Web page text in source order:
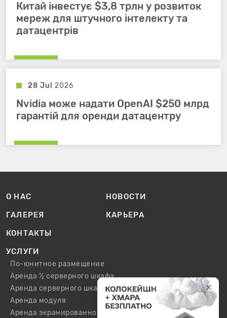
Китай інвестує $3,8 трлн у розвиток
мереж для штучного інтелекту та
датацентрів
28 Jul 2026
Nvidia може надати OpenAI $250 млрд
гарантій для оренди датацентру
О НАС
НОВОСТИ
ГАЛЕРЕЯ
КАРЬЕРА
КОНТАКТЫ
УСЛУГИ
По-юнитное размещение
Аренда ½ серверного шкафа
Аренда серверного шкафа
Аренда модуля
Аренда экранированного шкафа / модуля